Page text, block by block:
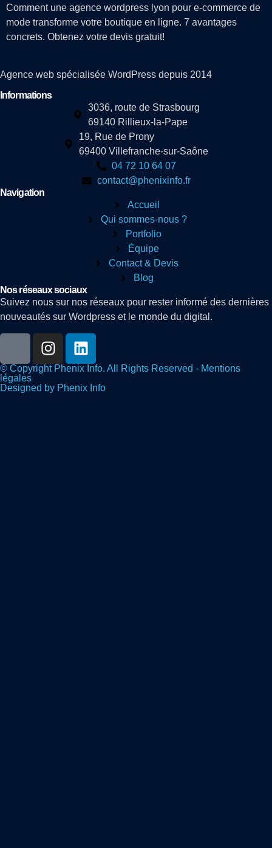
Comment une agence wordpress lyon pour e-commerce de
mode transforme votre boutique en ligne. 7 avantages
concrets. Obtenez votre devis gratuit!
Agence web spécialisée WordPress depuis 2014
Informations
3036, route de Strasbourg
69140 Rillieux-la-Pape
19, Rue de Prony
69400 Villefranche-sur-Saône
04 72 10 64 07
contact@phenixinfo.fr
Navigation
Accueil
Qui sommes-nous ?
Portfolio
Équipe
Contact & Devis
Blog
Nos réseaux sociaux
Suivez nous sur nos réseaux pour rester informé des dernières
nouveautés sur Wordpress et le monde du digital.
© Copyright Phenix Info. All Rights Reserved - Mentions
légales
Designed by Phenix Info